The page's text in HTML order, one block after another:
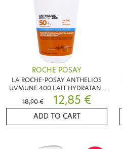
ROCHE POSAY
LA ROCHE-POSAY ANTHELIOS
UVMUNE 400 LAIT HYDRATANT
SPF50+ 150ML
18,90 € 12,85 €
ADD TO CART